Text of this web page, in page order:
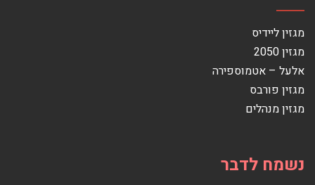
מגזין ליידיס
מגזין 2050
אלעל – אטמוספירה
מגזין פורבס
מגזין מנהלים
נשמח לדבר